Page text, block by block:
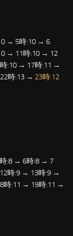
→ 5時:10 → 6
→ 11時:10 → 12
:10 → 17時:11 →
時:13 → 23時:12
:8 → 6時:8 → 7
時:9 → 13時:9 →
時:11 → 19時:11 →